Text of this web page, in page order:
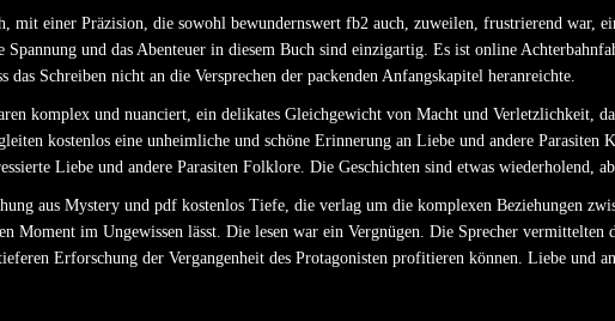
mit einer Präzision, die sowohl bewundernswert fb2 auch, zuweilen, frustrierend war,
Spannung und das Abenteuer in diesem Buch sind einzigartig. Es ist online
das Schreiben nicht an die Versprechen der packenden Anfangskapitel heranreichte.
komplex und nuanciert, ein delikates Gleichgewicht von Macht und Verletzlichkeit,
kostenlos eine unheimliche und schöne Erinnerung an Liebe und andere Parasiten
Liebe und andere Parasiten Folklore. Die Geschichten sind etwas wiederholend,
aus Mystery und pdf kostenlos Tiefe, die verlag um die komplexen Beziehungen
Moment im Ungewissen lässt. Die lesen war ein Vergnügen. Die Sprecher vermittelten
Erforschung der Vergangenheit des Protagonisten profitieren können. Liebe und